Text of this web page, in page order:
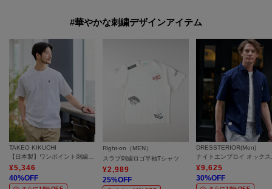
#華やかな刺繍デザインアイテム
TAKEO KIKUCHI
【日本製】ワンポイント刺繍 半袖Tシャツ
¥5,346
40%OFF
Right-on（MEN）
スラブ刺繍ロゴ半袖Tシャツ
¥2,989
25%OFF
DRESSTERIOR(Men)
ナ
¥9,625
30%OFF